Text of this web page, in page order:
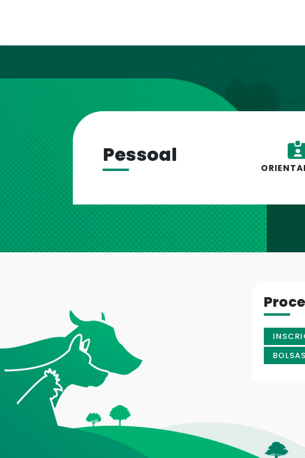
Pessoal
BOLSAS